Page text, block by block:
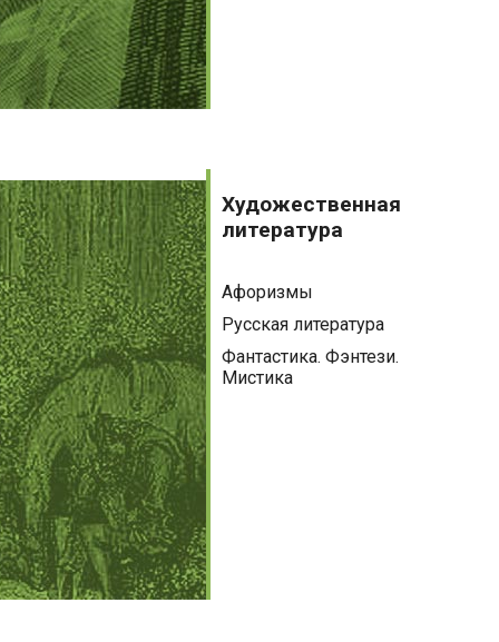
Художественная
литература
Художественная
литература
Афоризмы
Русская литература
Фантастика. Фэнтези.
Мистика